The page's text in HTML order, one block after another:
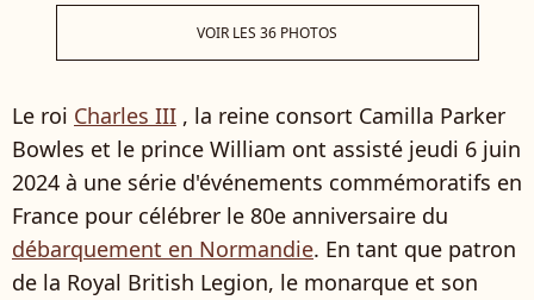
VOIR LES 36 PHOTOS
Le roi Charles III , la reine consort Camilla Parker
Bowles et le prince William ont assisté jeudi 6 juin
2024 à une série d'événements commémoratifs en
France pour célébrer le 80e anniversaire du
débarquement en Normandie. En tant que patron
de la Royal British Legion, le monarque et son